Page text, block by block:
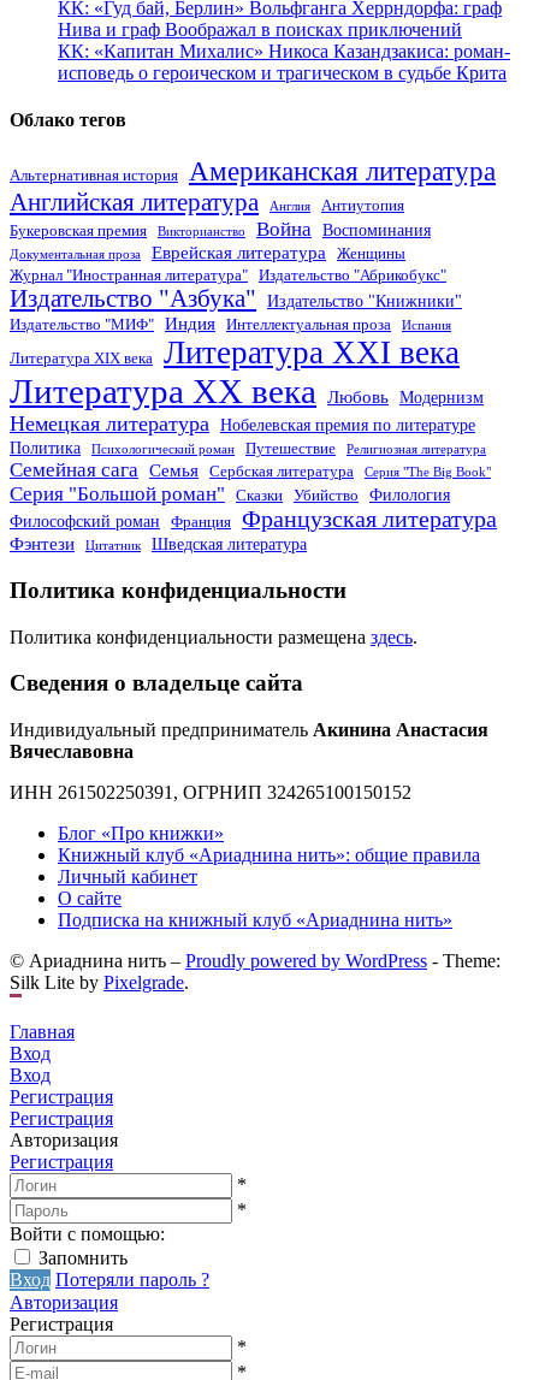
КК: «Гуд бай, Берлин» Вольфганга Херрндорфа: граф
Нива и граф Воображал в поисках приключений
КК: «Капитан Михалис» Никоса Казандзакиса: роман-
исповедь о героическом и трагическом в судьбе Крита
Облако тегов
Альтернативная история Американская литература
Английская литература Англия
Антиутопия
Букеровская премия
Викторианство Война Воспоминания
Документальная проза Еврейская литература
Женщины
Журнал "Иностранная литература"
Издательство "Абрикобукс"
Издательство "Азбука" Издательство "Книжники"
Издательство "МИФ" Индия Интеллектуальная проза Испания
Литература XIX века Литература XXI века
Литература XX века Любовь Модернизм
Немецкая литература Нобелевская премия по литературе
Политика
Психологический роман Путешествие Религиозная литература
Семейная сага Семья Сербская литература Серия "The Big Book"
Серия "Большой роман" Сказки Убийство
Филология
Философский роман
Франция Французская литература
Фэнтези Цитатник Шведская литература
Политика конфиденциальности
Политика конфиденциальности размещена здесь.
Сведения о владельце сайта
Индивидуальный предприниматель Акинина Анастасия
Вячеславовна
ИНН 261502250391, ОГРНИП 324265100150152
Блог «Про книжки»
Книжный клуб «Ариаднина нить»: общие правила
Личный кабинет
О сайте
Подписка на книжный клуб «Ариаднина нить»
© Ариаднина нить – Proudly powered by WordPress - Theme:
Silk Lite by Pixelgrade.
Главная
Вход
Вход
Регистрация
Регистрация
Авторизация
Регистрация
*
*
Войти с помощью:
Запомнить
Вход Потеряли пароль ?
Авторизация
Регистрация
*
*